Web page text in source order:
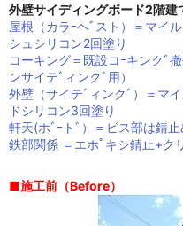
外壁サイディングボード2階建
屋根（カラｰヘﾞスト）＝マイ
シュシリコン2回塗り
コーキング＝既設コｰキンクﾞ
ンサイテﾞィンクﾞ用）
外壁（サイテﾞィンクﾞ）＝マ
ドシリコン3回塗り
軒天(ホﾞｰトﾞ）＝ビス部は錆
鉄部関係 ＝エホﾟキシ錆止+ク
■施工前（Before）